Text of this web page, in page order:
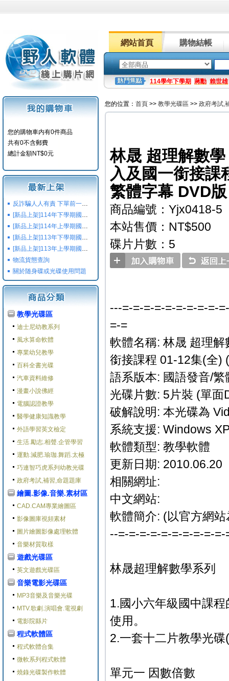
網站首頁 購物結帳
114學年下學期 蔣勳 賴世雄
您的購物車内有0件商品
共有0不含郵費
總計金額NT$0元
反詐騙人人有責 下單前一定要注意
[新品上架]114年下學期國小國中高中命題光碟,校用卷,習作
[新品上架]114年上學期國小國中高中命題光碟,校用卷,習作
[新品上架]113年下學期國小國中高中命題光碟,校用卷,習作
[新品上架]113年上學期國小國中高中命題光碟,校用卷,習作
物流貨態查詢
關於随身碟或光碟使用問題
教學光碟區
迪士尼幼教系列
風水算命軟體
專業幼兒教學
百科全書光碟
汽車資料維修
漫畫小說佛經
電腦認證教學
醫學健康知識教學
外語學習英文檢定
生活.勵志.相聲.企管學習
運動.減肥.瑜珈.舞蹈.太極
巧連智巧虎系列幼教光碟
政府考試,補習,命題題庫
繪圖.影像.音樂.素材區
CAD.CAM專業繪圖區
影像圖庫視頻素材
圖片繪圖影像處理軟體
音樂材質取樣
遊戲光碟區
英文遊戲光碟區
音樂電影光碟區
MP3音樂及音樂光碟
MTV.歌劇.演唱會.電視劇
電影院縣片
程式軟體區
程式軟體合集
微軟系列程式軟體
燒錄光碟製作軟體
您的位置： 首頁 >> 教學光碟區 >> 政府考試,
林晟 超理解數
入及國一銜接課
繁體字幕 DVD
商品編號：Yjx0418-5
本站售價：NT$500
碟片片數：5
---=-=-=-=-=-=-=-=-=-
=-=
軟體名稱: 林晟 超理
銜接課程 01-12集(全)
語系版本: 國語發音/
光碟片數: 5片裝 (單面
破解說明: 本光碟為
系統支援: Windows
軟體類型: 教學軟體
更新日期: 2010.06.20
相關網址:
中文網站:
軟體簡介: (以官方網站
--=-=-=-=-=-=-=-=-=-
林晟超理解數學系列
1.國小六年級國中課
使用。
2.一套十二片教學光
單元一 因數倍數